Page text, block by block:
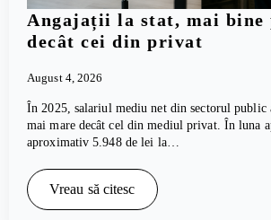
Angajații la stat, mai
decât cei din privat
August 4, 2026
În 2025, salariul mediu net din sectorul public
mai mare decât cel din mediul privat. În luna
aproximativ 5.948 de lei la…
Vreau să citesc